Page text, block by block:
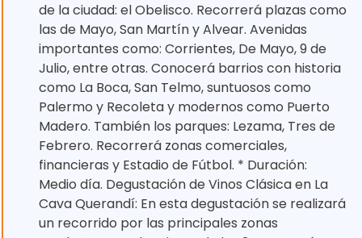
de la ciudad: el Obelisco. Recorrerá plazas como
las de Mayo, San Martín y Alvear. Avenidas
importantes como: Corrientes, De Mayo, 9 de
Julio, entre otras. Conocerá barrios con historia
como La Boca, San Telmo, suntuosos como
Palermo y Recoleta y modernos como Puerto
Madero. También los parques: Lezama, Tres de
Febrero. Recorrerá zonas comerciales,
financieras y Estadio de Fútbol. * Duración:
Medio día. Degustación de Vinos Clásica en La
Cava Querandí: En esta degustación se realizará
un recorrido por las principales zonas